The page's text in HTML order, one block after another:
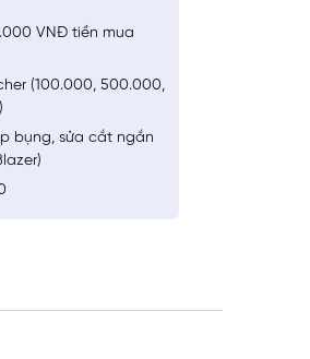
VNĐ tiền mua
(100.000, 500.000,
bụng, sửa cắt ngắn